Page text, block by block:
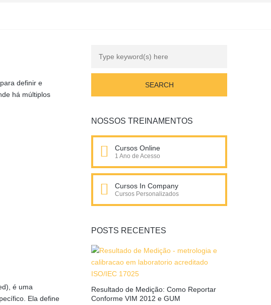
definir e
há múltiplos
é uma
Ela define
NOSSOS TREINAMENTOS
Cursos Online
1 Ano de Acesso
Cursos In Company
Cursos Personalizados
POSTS RECENTES
Resultado de Medição: Como Reportar
Conforme VIM 2012 e GUM